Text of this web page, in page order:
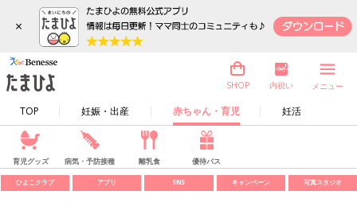
×
TOP 妊娠・出産 赤ちゃん・育児 妊活
SHOP 内祝い メニュー
育児グッズ 病気・予防接種 離乳食 優待パス
ひよこクラブ アプリ SNS キャンペーン 写真スタジオ